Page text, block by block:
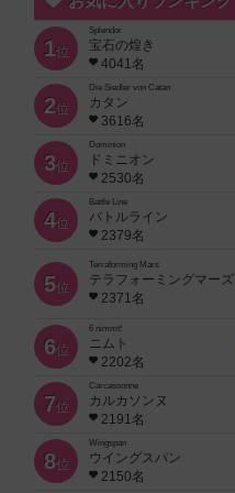
1位
Splendor
宝石の煌き
4041名
2位
Die Siedler von Catan
カタン
3616名
3位
Dominion
ドミニオン
2530名
4位
Battle Line
バトルライン
2379名
5位
Terraforming Mars
テラフォーミングマーズ
2371名
6位
6 nimmt!
ニムト
2202名
7位
Carcassonne
カルカソンヌ
2191名
8位
Wingspan
ウイングスパン
2150名